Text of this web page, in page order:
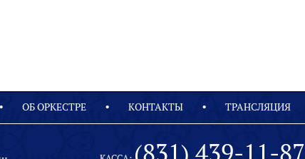
OБ ОРКЕСТРЕ КОНТАКТЫ ТРАНСЛЯЦИЯ